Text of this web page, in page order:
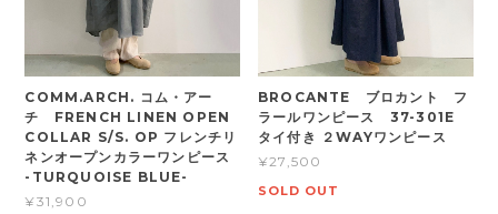
COMM.ARCH. コム・アー
チ FRENCH LINEN OPEN
COLLAR S/S. OP フレンチリ
ネンオープンカラーワンピース
-TURQUOISE BLUE-
¥31,900
BROCANTE ブロカント フ
ラールワンピース 37-301E
タイ付き ２WAYワンピース
¥27,500
SOLD OUT